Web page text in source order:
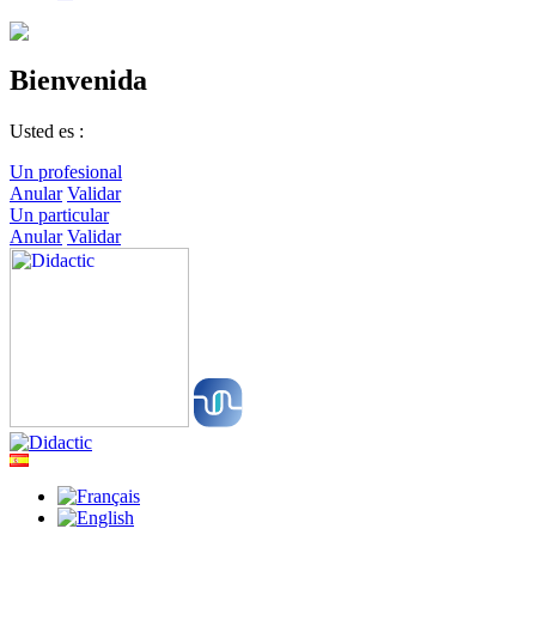
Bienvenida
Usted es :
Un profesional
Anular Validar
Un particular
Anular Validar